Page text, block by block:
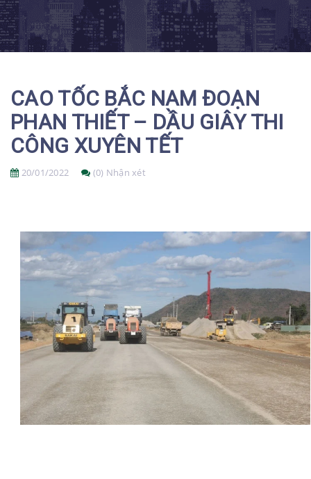
CAO TỐC BẮC NAM ĐOẠN
PHAN THIẾT – DẦU GIÂY THI
CÔNG XUYÊN TẾT
20/01/2022 (0) Nhận xét